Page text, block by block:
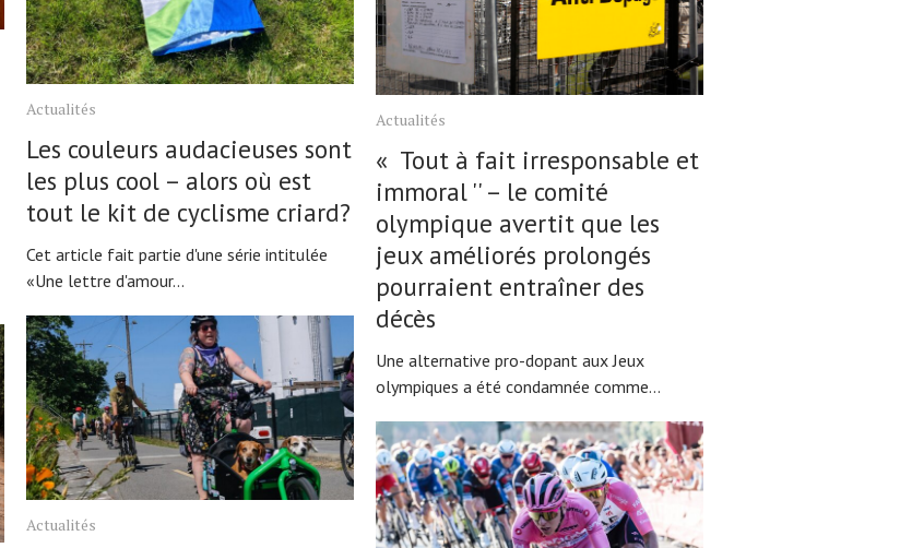
Actualités
Les couleurs audacieuses sont
les plus cool – alors où est
tout le kit de cyclisme criard?
Cet article fait partie d'une série intitulée
«Une lettre d'amour...
Actualités
Actualités
« Tout à fait irresponsable et
immoral '' – le comité
olympique avertit que les
jeux améliorés prolongés
pourraient entraîner des
décès
Une alternative pro-dopant aux Jeux
olympiques a été condamnée comme...